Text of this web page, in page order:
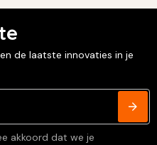
de laatste innovaties in je
akkoord dat we je